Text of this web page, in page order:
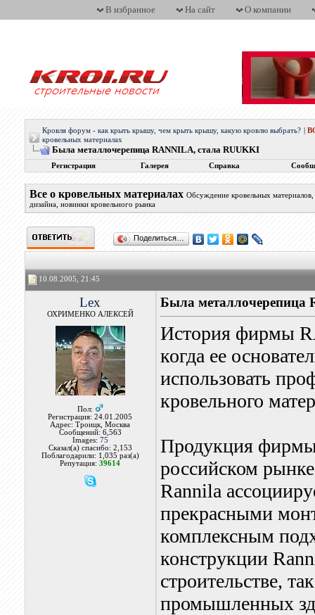
В избранное На сайт О компании
Кровля форум - как крыть крышу, чем крыть крышу, какую кровлю выбрать?
кровельных материалах
Была металлочерепица RANNILA, стала RUUKKI
Регистрация Галерея Справка
Все о кровельных материалах Обсуждение кровельных
дизайна, новинки кровельного рынка
Поделиться…
10.08.2005, 21:45
Lex
ОХРИМЕНКО АЛЕКСЕЙ
Пол:
Регистрация: 24.01.2005
Адрес: Троицк, Москва
Сообщений: 6,563
Images: 75
Сказал(а) спасибо: 2,153
Поблагодарили: 1,035 раз(а)
Репутация:39614
Была металлочерепица
История фирмы
когда ее
использовать
кровельного
Продукция
российском
Rannila
прекрасными
комплексным
конструкции
строительстве,
промышленных